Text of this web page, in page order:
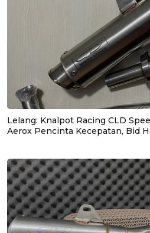
Lelang: Knalpot Racing CLD
Aerox Pencinta Kecepatan, Bid